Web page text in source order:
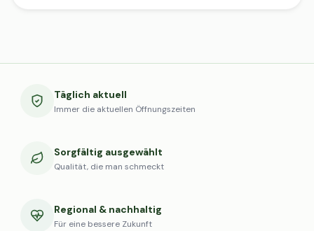
Täglich aktuell
Immer die aktuellen Öffnungszeiten
Sorgfältig ausgewählt
Qualität, die man schmeckt
Regional & nachhaltig
Für eine bessere Zukunft